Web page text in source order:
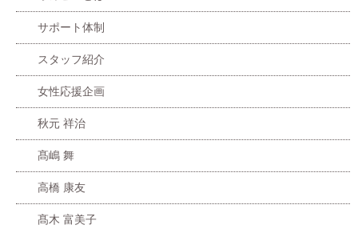
サポート体制
スタッフ紹介
女性応援企画
秋元 祥治
髙嶋 舞
高橋 康友
髙木 富美子